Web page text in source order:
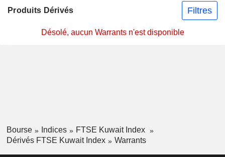
Produits Dérivés Filtres
Désolé, aucun Warrants n'est disponible
Bourse Indices
FTSE Kuwait Index
Dérivés FTSE Kuwait Index
Warrants